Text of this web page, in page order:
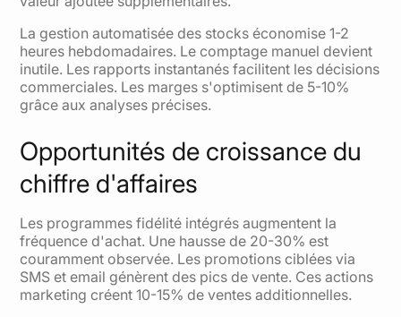
La gestion automatisée des stocks économise 1-2
heures hebdomadaires. Le comptage manuel devient
inutile. Les rapports instantanés facilitent les décisions
commerciales. Les marges s'optimisent de 5-10%
grâce aux analyses précises.
Opportunités de croissance du
chiffre d'affaires
Les programmes fidélité intégrés augmentent la
fréquence d'achat. Une hausse de 20-30% est
couramment observée. Les promotions ciblées via
SMS et email génèrent des pics de vente. Ces actions
marketing créent 10-15% de ventes additionnelles.